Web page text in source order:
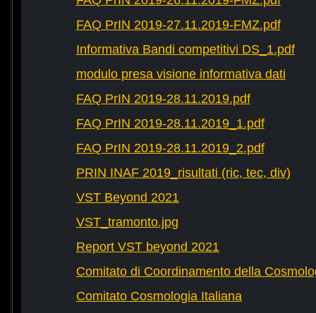
FAQ PrIN 2019-27.11.2019-FMZ.pdf
Informativa Bandi competitivi DS_1.pdf
modulo presa visione informativa dati
FAQ PrIN 2019-28.11.2019.pdf
FAQ PrIN 2019-28.11.2019_1.pdf
FAQ PrIN 2019-28.11.2019_2.pdf
PRIN INAF 2019_risultati (ric, tec, div)
VST Beyond 2021
VST_tramonto.jpg
Report VST beyond 2021
Comitato di Coordinamento della
Comitato Cosmologia Italiana